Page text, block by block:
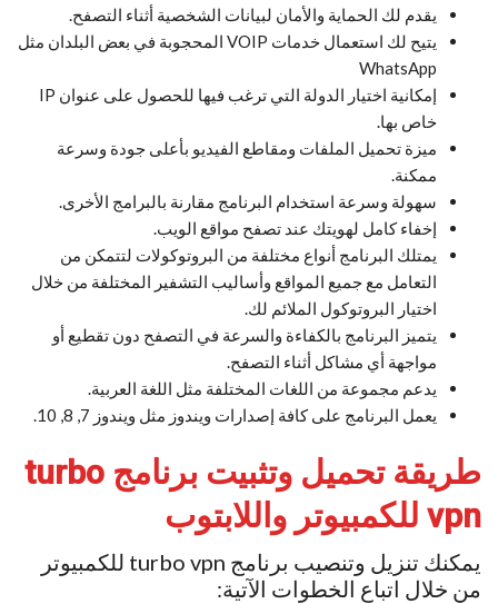
يقدم لك الحماية والأمان لبيانات الشخصية أثناء التصفح.
يتيح لك استعمال خدمات VOIP المحجوبة في بعض البلدان مثل
WhatsApp
إمكانية اختيار الدولة التي ترغب فيها للحصول على عنوان IP
خاص بها.
ميزة تحميل الملفات ومقاطع الفيديو بأعلى جودة وسرعة
ممكنة.
سهولة وسرعة استخدام البرنامج مقارنة بالبرامج الأخرى.
إخفاء كامل لهويتك عند تصفح مواقع الويب.
يمتلك البرنامج أنواع مختلفة من البروتوكولات لتتمكن من
التعامل مع جميع المواقع وأساليب التشفير المختلفة من خلال
اختيار البروتوكول الملائم لك.
يتميز البرنامج بالكفاءة والسرعة في التصفح دون تقطيع أو
مواجهة أي مشاكل أثناء التصفح.
يدعم مجموعة من اللغات المختلفة مثل اللغة العربية.
يعمل البرنامج على كافة إصدارات ويندوز مثل ويندوز 7, 8, 10.
طريقة تحميل وتثبيت برنامج turbo
vpn للكمبيوتر واللابتوب
يمكنك تنزيل وتنصيب برنامج turbo vpn للكمبيوتر
من خلال اتباع الخطوات الآتية: